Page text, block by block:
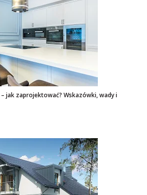
jak zaprojektować? Wskazówki, wady i